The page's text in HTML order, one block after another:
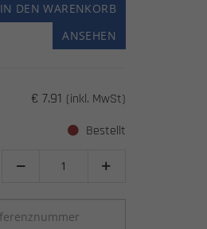
IN DEN WARENKORB
ANSEHEN
€ 7.91 (inkl. MwSt)
Bestellt
 